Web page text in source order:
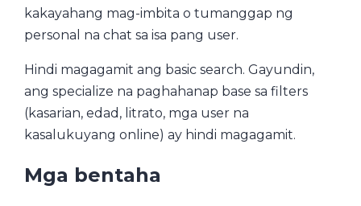
kakayahang mag-imbita o tumanggap ng
personal na chat sa isa pang user.
Hindi magagamit ang basic search. Gayundin,
ang specialize na paghahanap base sa filters
(kasarian, edad, litrato, mga user na
kasalukuyang online) ay hindi magagamit.
Mga bentaha